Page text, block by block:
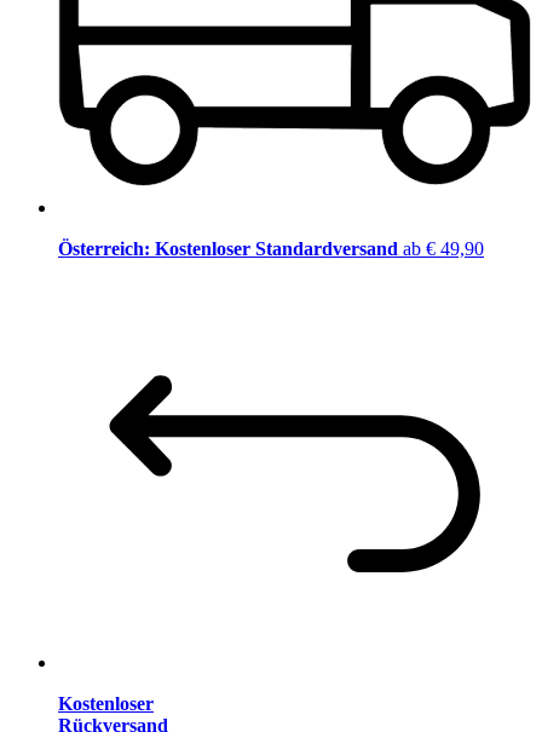
Österreich: Kostenloser Standardversand ab € 49,90
Kostenloser
Rückversand